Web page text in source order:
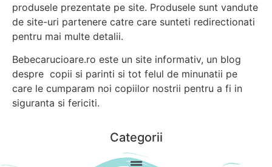
produsele prezentate pe site. Produsele sunt vandute
de site-uri partenere catre care sunteti redirectionati
pentru mai multe detalii.
Bebecarucioare.ro este un site informativ, un blog
despre copii si parinti si tot felul de minunatii pe
care le cumparam noi copiilor nostrii pentru a fi in
siguranta si fericiti.
Categorii